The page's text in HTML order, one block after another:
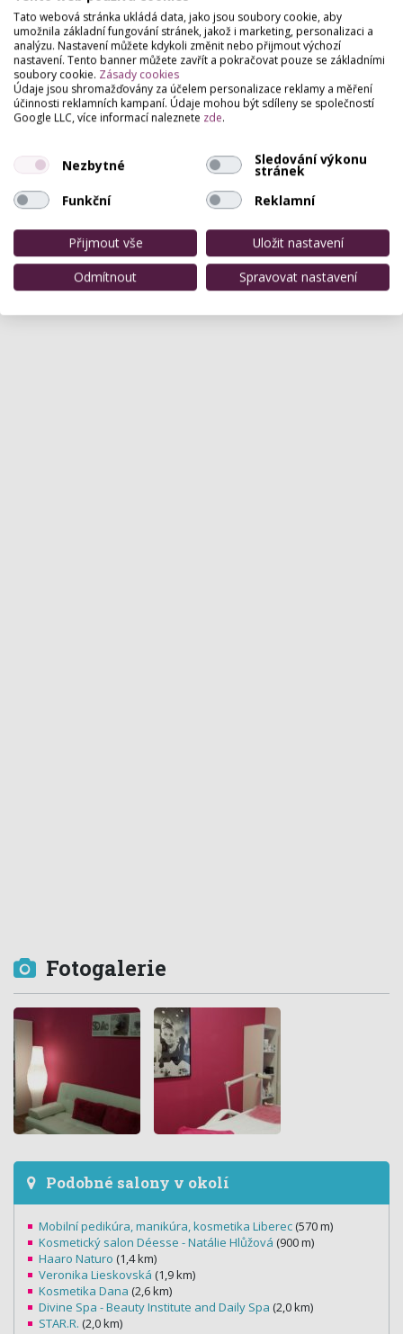
Pro přidání hodnocení sepřihlašte
Zatím zde není žádné hodnocení.
Fotogalerie
Podobné salony v okolí
Mobilní pedikúra, manikúra, kosmetika Liberec (570 m)
Kosmetický salon Déesse - Natálie Hlůžová (900 m)
Haaro Naturo (1,4 km)
Veronika Lieskovská (1,9 km)
Kosmetika Dana (2,6 km)
Divine Spa - Beauty Institute and Daily Spa (2,0 km)
STAR.R. (2,0 km)
Tato webová stránka ukládá data, jako jsou soubory cookie, aby
umožnila základní fungování stránek, jakož i marketing, personalizaci a
analýzu. Nastavení můžete kdykoli změnit nebo přijmout výchozí
nastavení. Tento banner můžete zavřít a pokračovat pouze se základními
soubory cookie. Zásady cookies
Údaje jsou shromažďovány za účelem personalizace reklamy a měření
účinnosti reklamních kampaní. Údaje mohou být sdíleny se společností
Google LLC, více informací naleznete zde.
Nezbytné Sledování výkonu
stránek
Funkční
Reklamní
Přijmout vše
Uložit nastavení
Odmítnout
Spravovat nastavení